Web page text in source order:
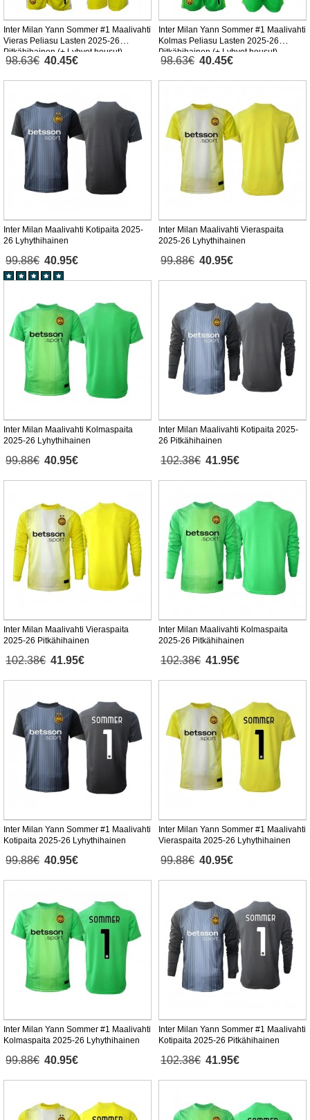
Inter Milan Yann Sommer #1 Maalivahti
Vieras Peliasu Lasten 2025-26
Pitkähihainen (+ Lyhyet housut)
98.63€ 40.45€
Inter Milan Yann Sommer #1 Maalivahti
Kolmas Peliasu Lasten 2025-26
Pitkähihainen (+ Lyhyet housut)
98.63€ 40.45€
Inter Milan Maalivahti Kotipaita 2025-
26 Lyhythihainen
99.88€ 40.95€
Inter Milan Maalivahti Vieraspaita
2025-26 Lyhythihainen
99.88€ 40.95€
Inter Milan Maalivahti Kolmaspaita
2025-26 Lyhythihainen
99.88€ 40.95€
Inter Milan Maalivahti Kotipaita 2025-
26 Pitkähihainen
102.38€ 41.95€
Inter Milan Maalivahti Vieraspaita
2025-26 Pitkähihainen
102.38€ 41.95€
Inter Milan Maalivahti Kolmaspaita
2025-26 Pitkähihainen
102.38€ 41.95€
Inter Milan Yann Sommer #1 Maalivahti
Kotipaita 2025-26 Lyhythihainen
99.88€ 40.95€
Inter Milan Yann Sommer #1 Maalivahti
Vieraspaita 2025-26 Lyhythihainen
99.88€ 40.95€
Inter Milan Yann Sommer #1 Maalivahti
Kolmaspaita 2025-26 Lyhythihainen
99.88€ 40.95€
Inter Milan Yann Sommer #1 Maalivahti
Kotipaita 2025-26 Pitkähihainen
102.38€ 41.95€